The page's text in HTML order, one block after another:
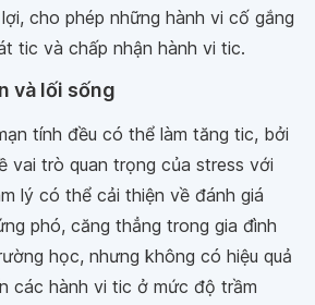
cho phép những hành vi cố gắng
tic và chấp nhận hành vi tic.
và lối sống
tính đều có thể làm tăng tic, bởi
vai trò quan trọng của stress với
lý có thể cải thiện về đánh giá
phó, căng thẳng trong gia đình
học, nhưng không có hiệu quả
các hành vi tic ở mức độ trầm